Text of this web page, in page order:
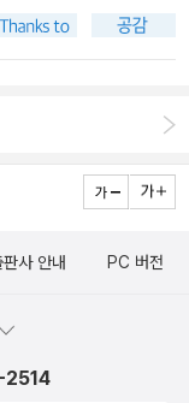
체라는 것이다. 즉
. 27도만 넘으면 이내
는데도 심박이 높다.
연유가 아닌가 싶다.
하게 정리해주어 한
나 공리를 청자의 눈
어낸다. 무슨 말인줄,
었다. 다시 몇 달 후
르 책도. 사람들은 인
를 요구하거나, 가
에는 보지 않고, 말도
면 이 프롤로그의 이
두에 모아두는 것은
인간 신체가 만났을
사건이나 사물의 결
올려주시더니 이상
사이즈를 다시 잰다.
는 수치가 보인다. 펑
보다 패인 듯싶다고,
치 꽤 인상깊게 읽었
자마자 의지라니.....예
표, 변증의 길을 여
판사 안내 PC 버전
2514